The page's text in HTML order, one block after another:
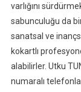
varlığını
sabunculuğu da
sanatsal ve
kokartlı
alabilirler. Utku
numaralı